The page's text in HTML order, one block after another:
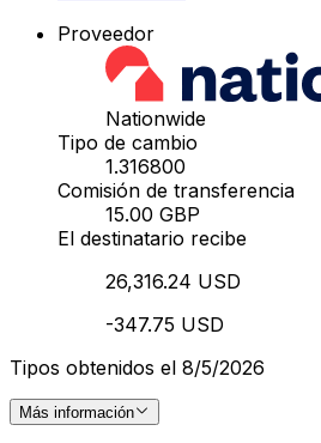
Proveedor
Nationwide
Tipo de cambio
1.316800
Comisión de transferencia
15.00 GBP
El destinatario recibe
26,316.24 USD
-347.75 USD
Tipos obtenidos el 8/5/2026
Más información